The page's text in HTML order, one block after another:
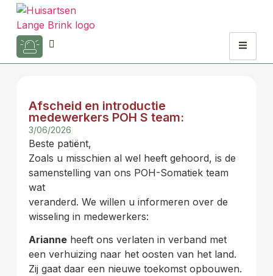
Afscheid en introductie
medewerkers POH S team:
3/06/2026
Beste patiënt,
Zoals u misschien al wel heeft gehoord, is de
samenstelling van ons POH-Somatiek team
wat
veranderd. We willen u informeren over de
wisseling in medewerkers:
Arianneheeft ons verlaten in verband met
een verhuizing naar het oosten van het land.
Zij gaat daar een nieuwe toekomst opbouwen.